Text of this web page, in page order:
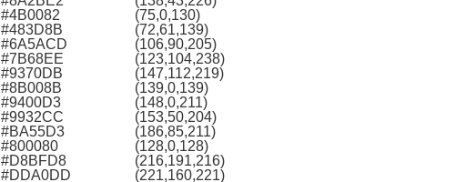
#4B0082
(75,0,130)
#483D8B
(72,61,139)
#6A5ACD
(106,90,205)
#7B68EE
(123,104,238)
#9370DB
(147,112,219)
#8B008B
(139,0,139)
#9400D3
(148,0,211)
#9932CC
(153,50,204)
#BA55D3
(186,85,211)
#800080
(128,0,128)
#D8BFD8
(216,191,216)
#DDA0DD
(221,160,221)